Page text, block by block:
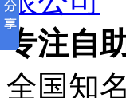
专注自
全国知